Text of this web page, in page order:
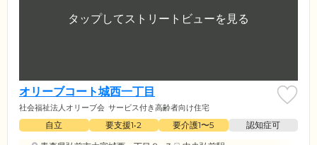
オリーブコート城西一丁目
社会福祉法人オリーブ会 サービス付き高齢者向け住宅
自立 要支援1•2 要介護1〜5
認知症可